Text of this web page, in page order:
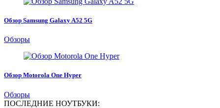
Обзор Samsung Galaxy A52 5G
Обзоры
Обзор Motorola One Hyper
Обзоры
ПОСЛЕДНИЕ НОУТБУКИ: